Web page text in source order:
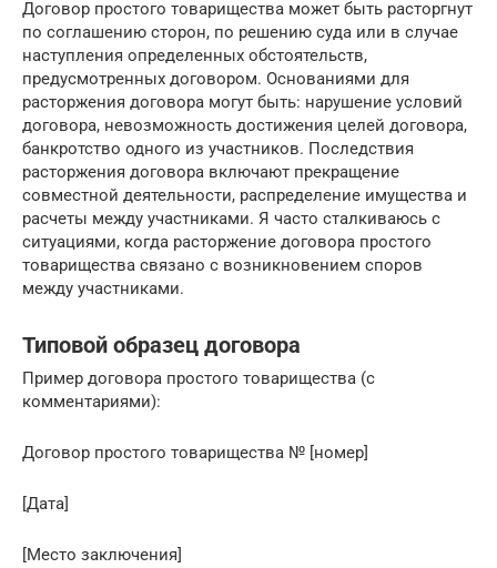
Договор простого товарищества может быть расторгнут
по соглашению сторон, по решению суда или в случае
наступления определенных обстоятельств,
предусмотренных договором. Основаниями для
расторжения договора могут быть: нарушение условий
договора, невозможность достижения целей договора,
банкротство одного из участников. Последствия
расторжения договора включают прекращение
совместной деятельности, распределение имущества и
расчеты между участниками. Я часто сталкиваюсь с
ситуациями, когда расторжение договора простого
товарищества связано с возникновением споров
между участниками.
Типовой образец договора
Пример договора простого товарищества (с
комментариями):
Договор простого товарищества № [номер]
[Дата]
[Место заключения]